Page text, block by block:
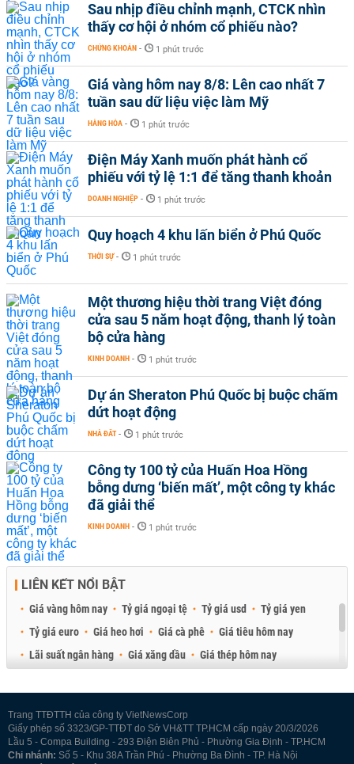
Sau nhịp điều chỉnh mạnh, CTCK nhìn
thấy cơ hội ở nhóm cổ phiếu nào?
CHỨNG KHOÁN - 1 phút trước
Giá vàng hôm nay 8/8: Lên cao nhất 7
tuần sau dữ liệu việc làm Mỹ
HÀNG HÓA - 1 phút trước
Điện Máy Xanh muốn phát hành cổ
phiếu với tỷ lệ 1:1 để tăng thanh khoản
DOANH NGHIỆP - 1 phút trước
Quy hoạch 4 khu lấn biển ở Phú Quốc
THỜI SỰ - 1 phút trước
Một thương hiệu thời trang Việt đóng
cửa sau 5 năm hoạt động, thanh lý toàn
bộ cửa hàng
KINH DOANH - 1 phút trước
Dự án Sheraton Phú Quốc bị buộc chấm
dứt hoạt động
NHÀ ĐẤT - 1 phút trước
Công ty 100 tỷ của Huấn Hoa Hồng
bỗng dưng ‘biến mất’, một công ty khác
đã giải thể
KINH DOANH - 1 phút trước
LIÊN KẾT NỔI BẬT
Giá vàng hôm nay Tỷ giá ngoại tệ Tỷ giá usd
Tỷ giá yen
Tỷ giá euro
Giá heo hơi Giá cà phê
Giá tiêu hôm nay
Lãi suất ngân hàng
Giá xăng dầu
Giá thép hôm nay
Trang TTĐTTH của công ty VietNewsCorp
Giấy phép số 3323/GP-TTĐT do Sở VH&TT TP.HCM cấp ngày 20/3/2026
Lầu 5 - Compa Building - 293 Điện Biên Phủ - Phường Gia Định - TP.HCM
Chi nhánh: Số 5 - Khu 38A Trần Phú - Phường Ba Đình - TP. Hà Nội